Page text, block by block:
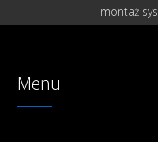
montaż
Menu